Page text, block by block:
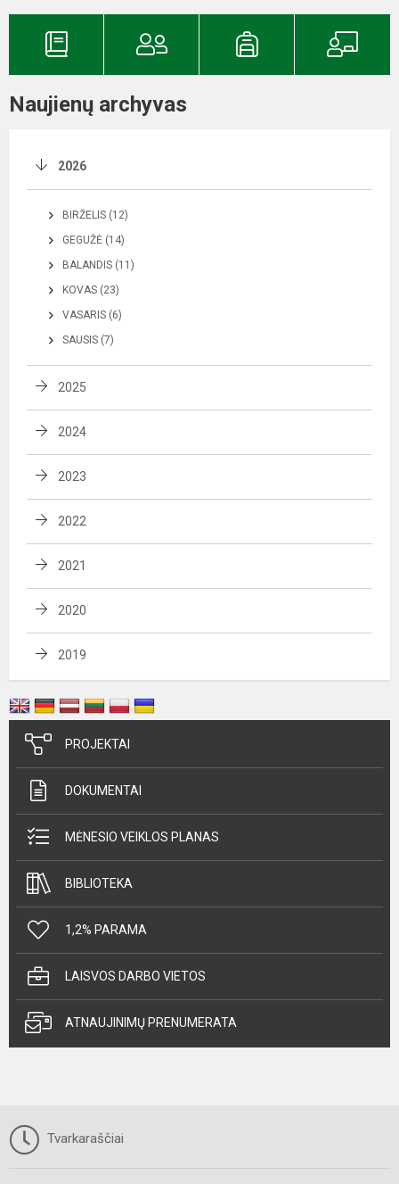
Naujienų archyvas
2026
BIRŽELIS (12)
GEGUŽĖ (14)
BALANDIS (11)
KOVAS (23)
VASARIS (6)
SAUSIS (7)
2025
2024
2023
2022
2021
2020
2019
PROJEKTAI
DOKUMENTAI
MĖNESIO VEIKLOS PLANAS
BIBLIOTEKA
1,2% PARAMA
LAISVOS DARBO VIETOS
ATNAUJINIMŲ PRENUMERATA
Tvarkaraščiai